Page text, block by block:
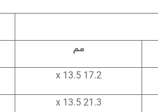
مم
17.2 x 13.5
21.3 x 13.5